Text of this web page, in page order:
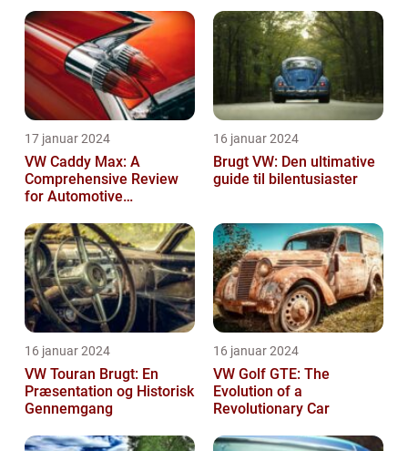
17 januar 2024
VW Caddy Max: A
Comprehensive Review
for Automotive
16 januar 2024
Brugt VW: Den ultimative
guide til bilentusiaster
16 januar 2024
VW Touran Brugt: En
Præsentation og Historisk
Gennemgang
16 januar 2024
VW Golf GTE: The
Evolution of a
Revolutionary Car